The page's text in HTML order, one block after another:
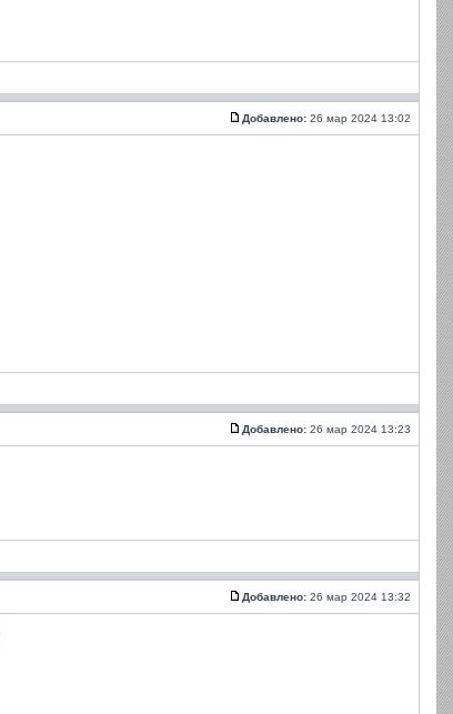
Добавлено: 26 мар 2024 13:02
Добавлено: 26 мар 2024 13:23
Добавлено: 26 мар 2024 13:32